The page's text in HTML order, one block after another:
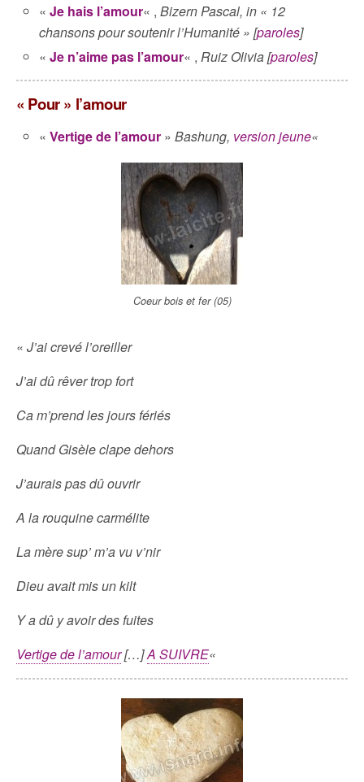
«Je hais l’amour« ,Bizern Pascal, in « 12
chansons pour soutenir l’Humanité » [paroles]
«Je n’aime pas l’amour« ,Ruiz Olivia [paroles]
« Pour » l’amour
«Vertige de l’amour »Bashung, version jeune«
Coeur bois et fer (05)
« J’ai crevé l’oreiller
J’ai dû rêver trop fort
Ca m’prend les jours fériés
Quand Gisèle clape dehors
J’aurais pas dû ouvrir
A la rouquine carmélite
La mère sup’ m’a vu v’nir
Dieu avait mis un kilt
Y a dû y avoir des fuites
Vertige de l’amour[…]A SUIVRE«